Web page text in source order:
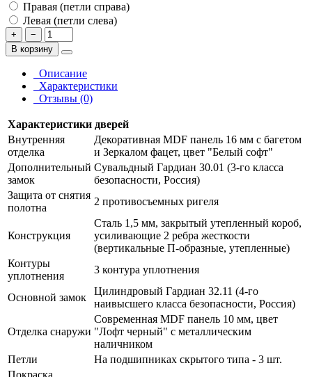
Правая (петли справа)
Левая (петли слева)
+
−
В корзину
Описание
Характеристики
Отзывы (0)
Характеристики дверей
Внутренняя
отделка
Декоративная MDF панель 16 мм с багетом
и Зеркалом фацет, цвет "Белый софт"
Дополнительный
замок
Сувальдный Гардиан 30.01 (3-го класса
безопасности, Россия)
Защита от снятия
полотна
2 противосъемных ригеля
Конструкция
Сталь 1,5 мм, закрытый утепленный короб,
усиливающие 2 ребра жесткости
(вертикальные П-образные, утепленные)
Контуры
уплотнения
3 контура уплотнения
Основной замок
Цилиндровый Гардиан 32.11 (4-го
наивысшего класса безопасности, Россия)
Отделка снаружи
Современная MDF панель 10 мм, цвет
"Лофт черный" с металлическим
наличником
Петли
На подшипниках скрытого типа - 3 шт.